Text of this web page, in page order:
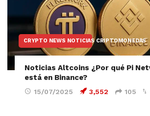
CRYPTO NEWS NOTICIAS CRIPTOMONEDAS
Noticias Altcoins ¿Por qué Pi
está en Binance?
15/07/2025 3,552 105